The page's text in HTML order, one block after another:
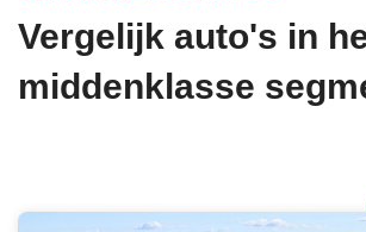
Vergelijk auto's in het kleine
middenklasse